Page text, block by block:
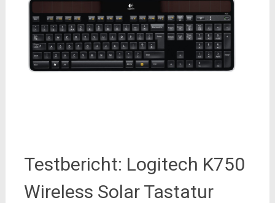
Testbericht: Logitech K750
Wireless Solar Tastatur